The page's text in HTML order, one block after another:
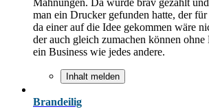
man ein Drucker gefunden hatte, der
da einer auf die Idee gekommen wäre
der auch gleich zumachen können
ein Business wie jedes andere.
Inhalt melden
Brandeilig